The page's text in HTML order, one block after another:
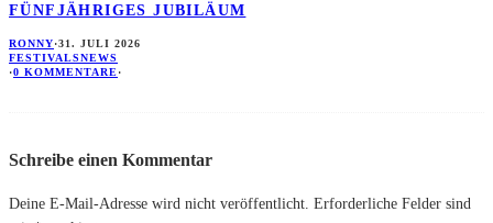
ÜNFJÄHRIGES JUBILÄUM
RONNY·31. JULI 2026
FESTIVALSNEWS
·0 KOMMENTARE·
Schreibe einen Kommentar
Deine E-Mail-Adresse wird nicht veröffentlicht. Erforderliche Felder sind